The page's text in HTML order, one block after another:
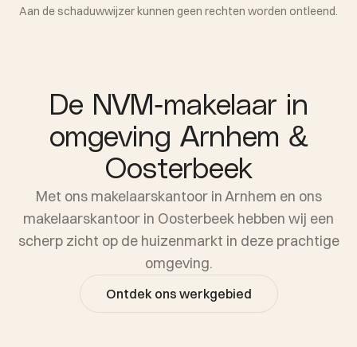
Aan de schaduwwijzer kunnen geen rechten worden ontleend.
De NVM-makelaar in
omgeving Arnhem &
Oosterbeek
Met ons makelaarskantoor in Arnhem en ons
makelaarskantoor in Oosterbeek hebben wij een
scherp zicht op de huizenmarkt in deze prachtige
omgeving.
Ontdek ons werkgebied